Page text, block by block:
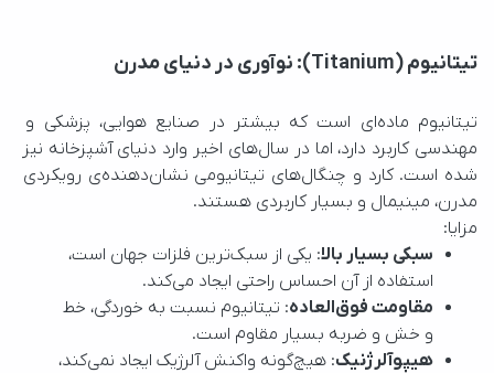
تیتانیوم (Titanium): نوآوری در دنیای مدرن
تیتانیوم ماده‌ای است که بیشتر در صنایع هوایی، پزشکی و
مهندسی کاربرد دارد، اما در سال‌های اخیر وارد دنیای آشپزخانه نیز
شده است. کارد و چنگال‌های تیتانیومی نشان‌دهنده‌ی رویکردی
مدرن، مینیمال و بسیار کاربردی هستند.
مزایا:
سبکی بسیار بالا: یکی از سبک‌ترین فلزات جهان است،
استفاده از آن احساس راحتی ایجاد می‌کند.
مقاومت فوق‌العاده: تیتانیوم نسبت به خوردگی، خط
و خش و ضربه بسیار مقاوم است.
هیپوآلرژنیک: هیچ‌گونه واکنش آلرژیک ایجاد نمی‌کند،